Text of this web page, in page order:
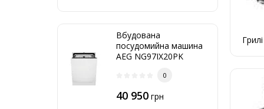
Вбудована
посудомийна машина
AEG NG97IX20PK
0
40 950 грн
Грилі